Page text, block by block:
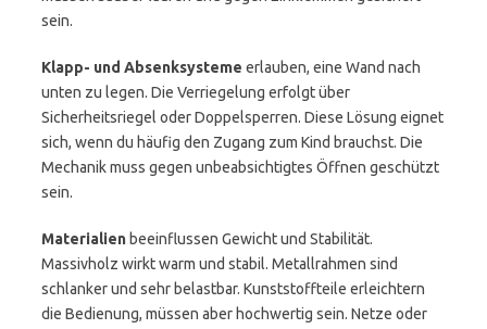
sein.
Klapp- und Absenksysteme erlauben, eine Wand nach
unten zu legen. Die Verriegelung erfolgt über
Sicherheitsriegel oder Doppelsperren. Diese Lösung eignet
sich, wenn du häufig den Zugang zum Kind brauchst. Die
Mechanik muss gegen unbeabsichtigtes Öffnen geschützt
sein.
Materialien beeinflussen Gewicht und Stabilität.
Massivholz wirkt warm und stabil. Metallrahmen sind
schlanker und sehr belastbar. Kunststoffteile erleichtern
die Bedienung, müssen aber hochwertig sein. Netze oder